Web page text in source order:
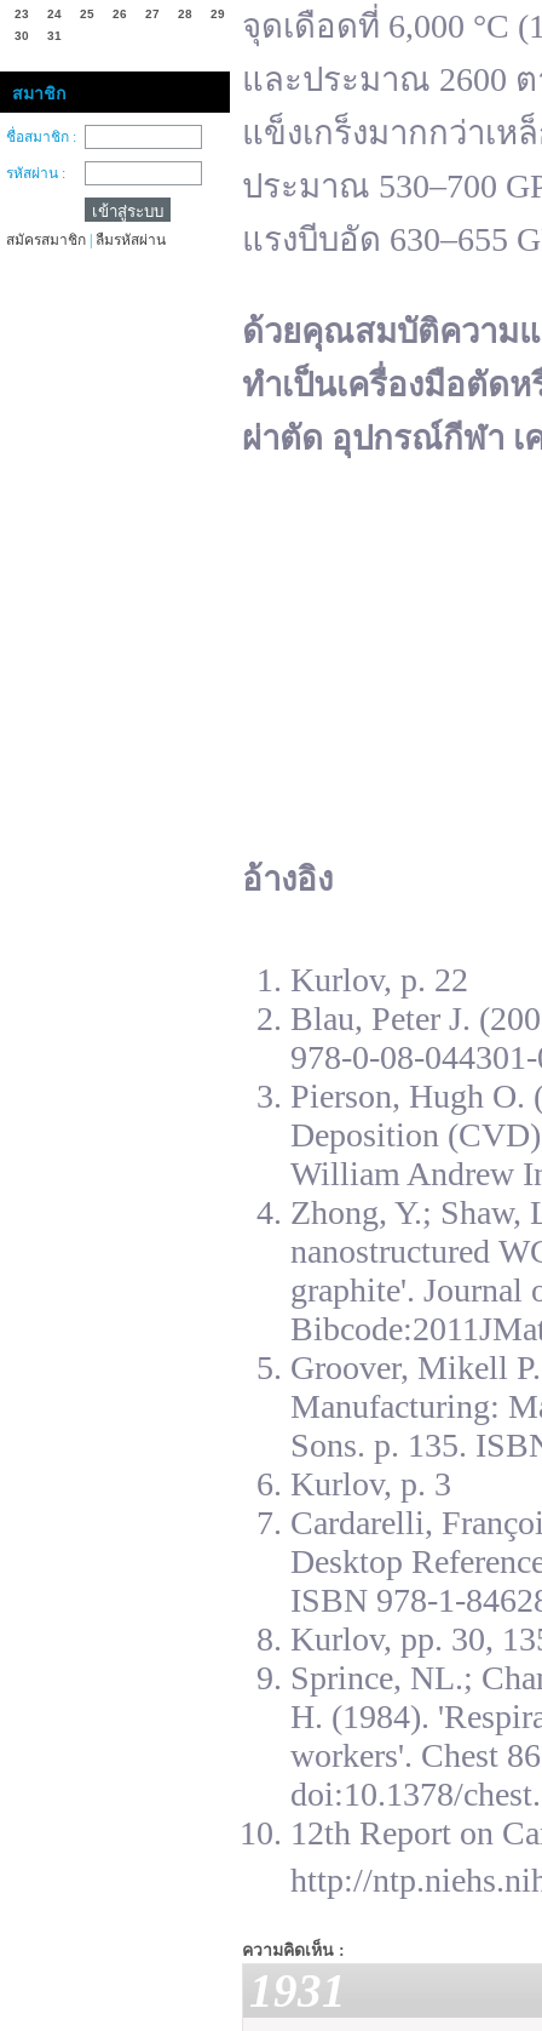
23
24 25 26 27 28
29
30
31
สมาชิก
ชื่อสมาชิก :
รหัสผ่าน :
สมัครสมาชิก ลืมรหัสผ่าน
จุดเดือดที่ 6,000 °C
และประมาณ 2600
แข็งเกร็งมากกว่าเ
ประมาณ 530–700
แรงบีบอัด 630–655
ด้วยคุณสมบัติความแ
ทำเป็นเครื่องมือตัดห
ผ่าตัด อุปกรณ์กีฬา เ
อ้างอิง
Kurlov, p. 22
Blau, Peter J.
978-0-08-
Pierson, Hugh O.
Deposition
William Andrew
Zhong, Y.; Shaw,
nanostructured
graphite'. Journal
Groover, Mikell
Manufacturing:
Sons. p. 135.
Kurlov, p. 3
Cardarelli,
Desktop
ISBN 978-1-
Kurlov, pp. 30,
Sprince, NL.;
H. (1984).
workers'. Chest
doi:10.1378/
12th Report on
http://
ความคิดเห็น :
1931